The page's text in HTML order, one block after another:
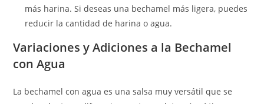
más harina. Si deseas una bechamel más ligera, puedes
reducir la cantidad de harina o agua.
Variaciones y Adiciones a la Bechamel
con Agua
La bechamel con agua es una salsa muy versátil que se